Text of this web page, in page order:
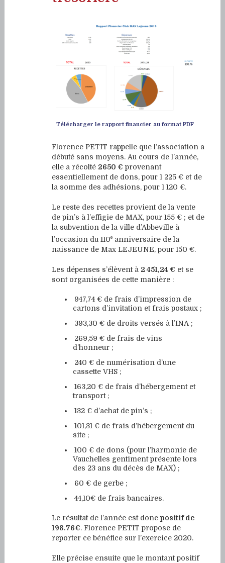
Télécharger le rapport financier au format PDF
Florence PETIT rappelle que l’association a
débuté sans moyens. Au cours de l’année,
elle a récolté 2650 € provenant
essentiellement de dons, pour 1 225 € et de
la somme des adhésions, pour 1 120 €.
Le reste des recettes provient de la vente
de pin’s à l’effigie de MAX, pour 155 € ; et de
la subvention de la ville d’Abbeville à
l’occasion du 110eanniversaire de la
naissance de Max LEJEUNE, pour 150 €.
Les dépenses s’élèvent à 2 451,24 € et se
sont organisées de cette manière :
947,74 € de frais d’impression de
cartons d’invitation et frais postaux ;
393,30 € de droits versés à l’INA ;
269,59 € de frais de vins
d’honneur ;
240 € de numérisation d’une
cassette VHS ;
163,20 € de frais d’hébergement et
transport ;
132 € d’achat de pin’s ;
101,31 € de frais d’hébergement du
site ;
100 € de dons (pour l’harmonie de
Vauchelles gentiment présente lors
des 23 ans du décès de MAX) ;
60 € de gerbe ;
44,10€ de frais bancaires.
Le résultat de l’année est donc positif de
198.76€. Florence PETIT propose de
reporter ce bénéfice sur l’exercice 2020.
Elle précise ensuite que le montant positif